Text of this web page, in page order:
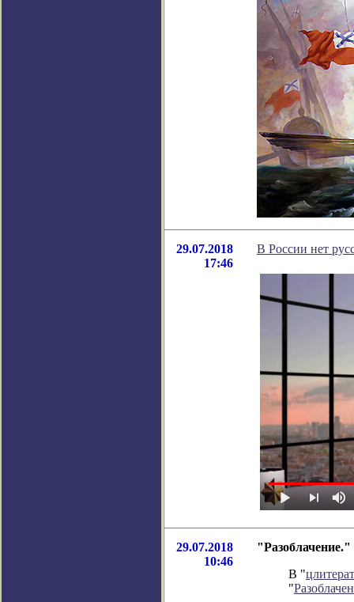
29.07.2018
17:46
В России нет
29.07.2018
10:46
В "
"